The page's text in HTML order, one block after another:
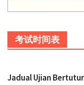
考试时间表
Jadual Ujian Bertutur